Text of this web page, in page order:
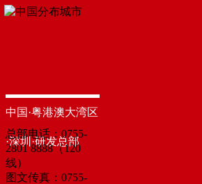
中国·粤港澳大湾区
·深圳·研发总部
总部电话：0755-
2801 8888（120
线）
图文传真：0755-